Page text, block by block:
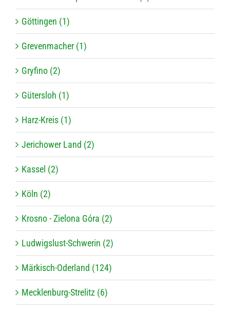
Göttingen (1)
Grevenmacher (1)
Gryfino (2)
Gütersloh (1)
Harz-Kreis (1)
Jerichower Land (2)
Kassel (2)
Köln (2)
Krosno - Zielona Góra (2)
Ludwigslust-Schwerin (2)
Märkisch-Oderland (124)
Mecklenburg-Strelitz (6)